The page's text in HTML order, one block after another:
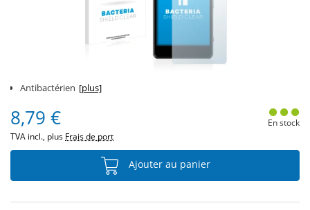
Antibactérien [plus]
8,79 €
TVA incl., plus Frais de port
En stock
Ajouter au panier